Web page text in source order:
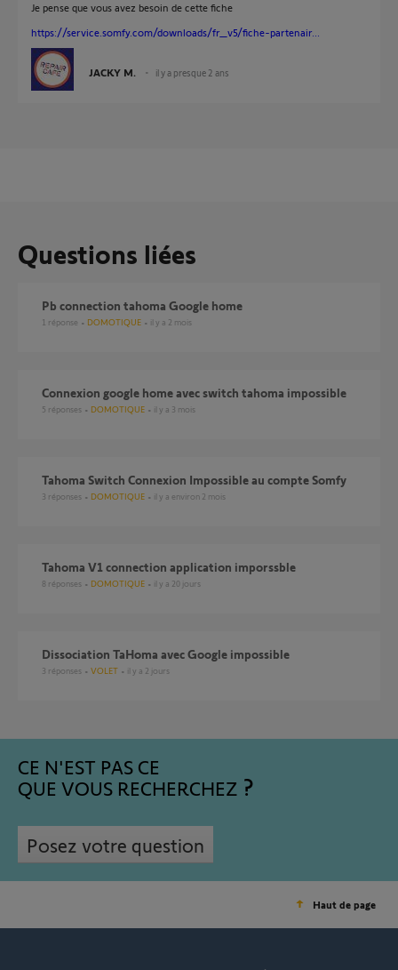
Je pense que vous avez besoin de cette fiche
https://service.somfy.com/downloads/fr_v5/fiche-partenair...
JACKY M. il y a presque 2 ans
Questions liées
Pb connection tahoma Google home
1 réponse DOMOTIQUE il y a 2 mois
connexion google home avec switch tahoma impossible
5 réponses DOMOTIQUE il y a 3 mois
Tahoma Switch Connexion Impossible au compte Somfy
3 réponses DOMOTIQUE il y a environ 2 mois
Tahoma V1 connection application imporssble
8 réponses DOMOTIQUE il y a 20 jours
Dissociation TaHoma avec Google impossible
3 réponses VOLET il y a 2 jours
CE N'EST PAS CE
QUE VOUS RECHERCHEZ
Posez votre question
Haut de page